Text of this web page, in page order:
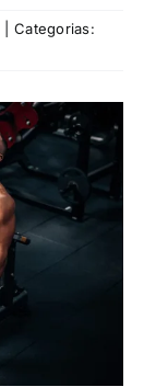
Categorias: